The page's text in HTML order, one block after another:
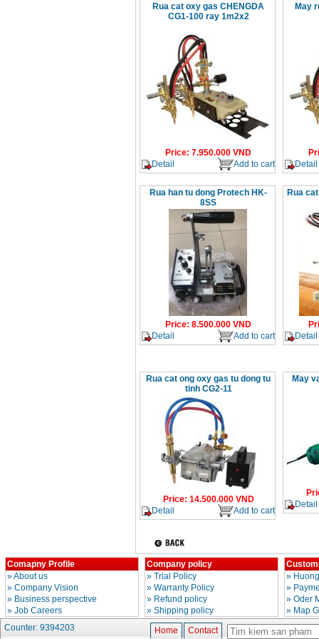
Rua cat oxy gas CHENGDA
CG1-100 ray 1m2x2
Price: 7.950.000 VND
Detail
Add to cart
May
Detail
Rua han tu dong Protech HK-
8SS
Price: 8.500.000 VND
Detail
Add to cart
Rua
Detail
Rua cat ong oxy gas tu dong tu
tinh CG2-11
Price: 14.500.000VND
Detail
Add to cart
May
Detail
Comapny Profile
»About us
» Company Vision
» Business perspective
» Job Careers
Company policy
» Trial Policy
» Warranty Policy
» Refund policy
» Shipping policy
»
»
» Oder
» Map
Counter: 9394203
Home Contact